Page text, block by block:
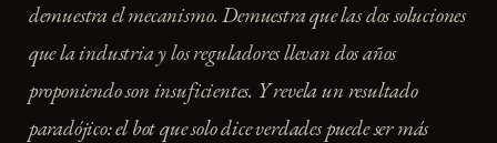
demuestra el mecanismo. Demuestra que las dos soluciones
que la industria y los reguladores llevan dos años
proponiendo son insuficientes. Y revela un resultado
paradójico: el bot que solo dice verdades puede ser más